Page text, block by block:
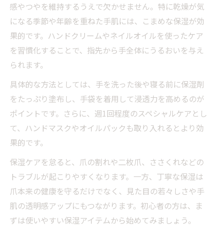
感やつやを維持するうえで欠かせません。特に乾燥が気
になる季節や年齢を重ねた手肌には、こまめな保湿が効
果的です。ハンドクリームやネイルオイルを使ったケア
を習慣化することで、指先から手全体にうるおいを与え
られます。
具体的な方法としては、手を洗った後や寝る前に保湿剤
をたっぷり塗布し、手袋を着用して浸透力を高めるのが
ポイントです。さらに、週1回程度のスペシャルケアとし
て、ハンドマスクやオイルパックも取り入れるとより効
果的です。
保湿ケアを怠ると、爪の割れや二枚爪、ささくれなどの
トラブルが起こりやすくなります。一方、丁寧な保湿は
爪本来の健康を守るだけでなく、見た目の若々しさや手
肌の透明感アップにもつながります。初心者の方は、ま
ずは使いやすい保湿アイテムから始めてみましょう。